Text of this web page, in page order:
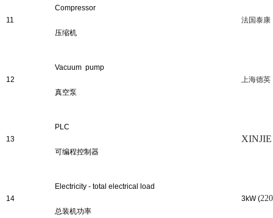
11
Compressor
压缩机
法国泰康
12
Vacuum pump
真空泵
上海德英
13
PLC
可编程控制器
XINJIE
14
Electricity - total electrical load
总装机功率
3kW (